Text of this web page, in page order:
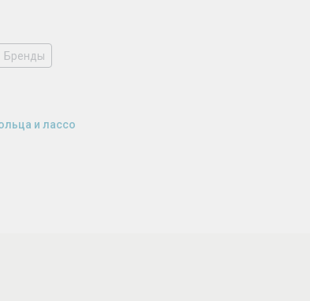
Бренды
и лассо